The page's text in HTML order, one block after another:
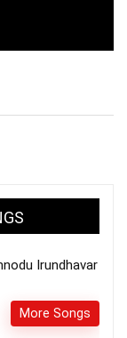
Irundhavar
More Songs